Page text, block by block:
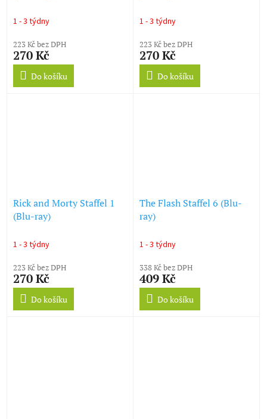
1 - 3 týdny
223 Kč bez DPH
270 Kč
Do košíku
1 - 3 týdny
223 Kč bez DPH
270 Kč
Do košíku
Rick and Morty Staffel 1
(Blu-ray)
1 - 3 týdny
223 Kč bez DPH
270 Kč
Do košíku
The Flash Staffel 6 (Blu-
ray)
1 - 3 týdny
338 Kč bez DPH
409 Kč
Do košíku